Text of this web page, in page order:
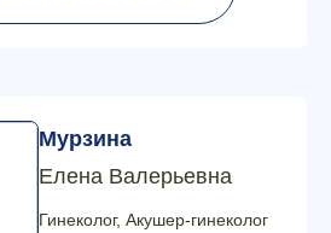
Мурзина
Елена Валерьевна
Гинеколог, Акушер-гинеколог